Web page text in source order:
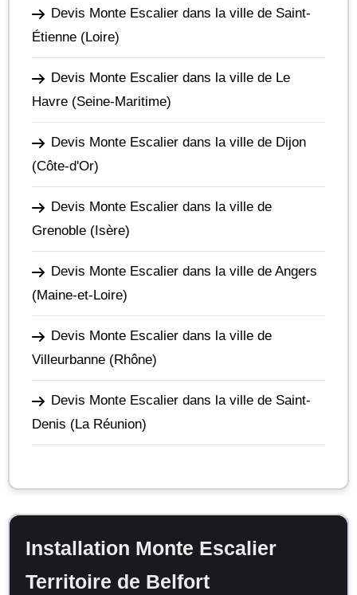
Devis Monte Escalier dans la ville de Saint-
Étienne (Loire)
Devis Monte Escalier dans la ville de Le
Havre (Seine-Maritime)
Devis Monte Escalier dans la ville de Dijon
(Côte-d'Or)
Devis Monte Escalier dans la ville de
Grenoble (Isère)
Devis Monte Escalier dans la ville de Angers
(Maine-et-Loire)
Devis Monte Escalier dans la ville de
Villeurbanne (Rhône)
Devis Monte Escalier dans la ville de Saint-
Denis (La Réunion)
Installation Monte Escalier
Territoire de Belfort